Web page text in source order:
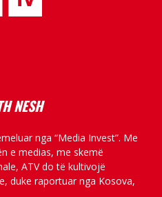
NESH
nga “Media Invest”. Me
e medias, me skemë
ATV do të kultivojë
duke raportuar nga Kosova,